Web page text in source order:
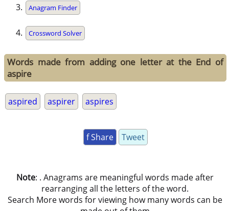
Anagram Finder
Crossword Solver
Words made from adding one letter at the End of
aspire
aspired aspirer aspires
f Share Tweet
Note: . Anagrams are meaningful words made after
rearranging all the letters of the word.
Search More words for viewing how many words can be